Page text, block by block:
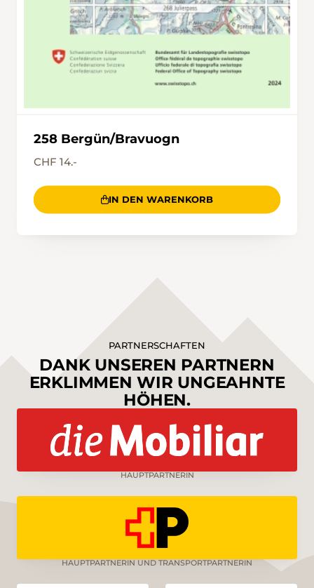
258 Bergün/Bravuogn
CHF 14.-
IN DEN WARENKORB
PARTNERSCHAFTEN
DANK UNSEREN PARTNERN
ERKLIMMEN WIR UNGEAHNTE
HÖHEN.
HAUPTPARTNERIN
HAUPTPARTNERIN UND TRANSPORTPARTNERIN